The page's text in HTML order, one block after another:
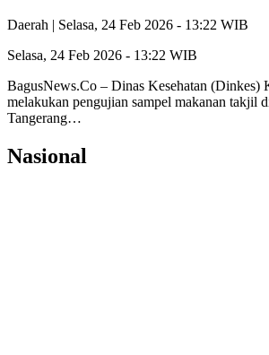
Daerah | Selasa, 24 Feb 2026 - 13:22 WIB
Selasa, 24 Feb 2026 - 13:22 WIB
BagusNews.Co – Dinas Kesehatan (Dinkes)
melakukan pengujian sampel makanan takjil
Tangerang…
Nasional